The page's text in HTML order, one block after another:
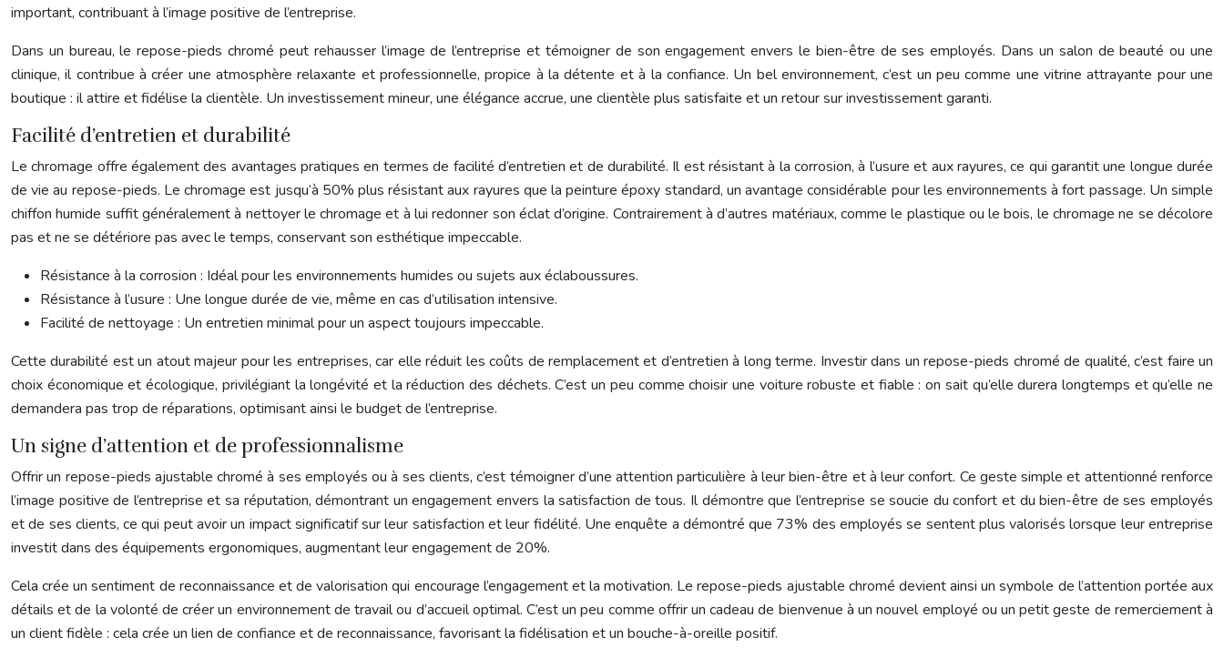
important, contribuant à l’image positive de l’entreprise.
Dans un bureau, le repose-pieds chromé peut rehausser l’image de l’entreprise et témoigner de son engagement envers le bien-être de ses employés. Dans un salon de beauté ou une
clinique, il contribue à créer une atmosphère relaxante et professionnelle, propice à la détente et à la confiance. Un bel environnement, c’est un peu comme une vitrine attrayante pour une
boutique : il attire et fidélise la clientèle. Un investissement mineur, une élégance accrue, une clientèle plus satisfaite et un retour sur investissement garanti.
Facilité d’entretien et durabilité
Le chromage offre également des avantages pratiques en termes de facilité d’entretien et de durabilité. Il est résistant à la corrosion, à l’usure et aux rayures, ce qui garantit une longue durée
de vie au repose-pieds. Le chromage est jusqu’à 50% plus résistant aux rayures que la peinture époxy standard, un avantage considérable pour les environnements à fort passage. Un simple
chiffon humide suffit généralement à nettoyer le chromage et à lui redonner son éclat d’origine. Contrairement à d’autres matériaux, comme le plastique ou le bois, le chromage ne se décolore
pas et ne se détériore pas avec le temps, conservant son esthétique impeccable.
Résistance à la corrosion : Idéal pour les environnements humides ou sujets aux éclaboussures.
Résistance à l’usure : Une longue durée de vie, même en cas d’utilisation intensive.
Facilité de nettoyage : Un entretien minimal pour un aspect toujours impeccable.
Cette durabilité est un atout majeur pour les entreprises, car elle réduit les coûts de remplacement et d’entretien à long terme. Investir dans un repose-pieds chromé de qualité, c’est faire un
choix économique et écologique, privilégiant la longévité et la réduction des déchets. C’est un peu comme choisir une voiture robuste et fiable : on sait qu’elle durera longtemps et qu’elle ne
demandera pas trop de réparations, optimisant ainsi le budget de l’entreprise.
Un signe d’attention et de professionnalisme
Offrir un repose-pieds ajustable chromé à ses employés ou à ses clients, c’est témoigner d’une attention particulière à leur bien-être et à leur confort. Ce geste simple et attentionné renforce
l’image positive de l’entreprise et sa réputation, démontrant un engagement envers la satisfaction de tous. Il démontre que l’entreprise se soucie du confort et du bien-être de ses employés
et de ses clients, ce qui peut avoir un impact significatif sur leur satisfaction et leur fidélité. Une enquête a démontré que 73% des employés se sentent plus valorisés lorsque leur entreprise
investit dans des équipements ergonomiques, augmentant leur engagement de 20%.
Cela crée un sentiment de reconnaissance et de valorisation qui encourage l’engagement et la motivation. Le repose-pieds ajustable chromé devient ainsi un symbole de l’attention portée aux
détails et de la volonté de créer un environnement de travail ou d’accueil optimal. C’est un peu comme offrir un cadeau de bienvenue à un nouvel employé ou un petit geste de remerciement à
un client fidèle : cela crée un lien de confiance et de reconnaissance, favorisant la fidélisation et un bouche-à-oreille positif.